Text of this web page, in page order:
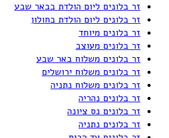
זר בלונים ליום הולדת בבאר שבע
זר בלונים ליום הולדת בחולון
זר בלונים מיוחד
זר בלונים מעוצב
זר בלונים משלוח באר שבע
זר בלונים משלוח ירושלים
זר בלונים משלוח נתניה
זר בלונים נהריה
זר בלונים נס ציונה
זר בלונים נתניה